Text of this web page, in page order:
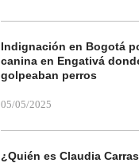
Indignación en Bogotá
canina en Engativá
golpeaban perros
05/05/2025
¿Quién es Claudia